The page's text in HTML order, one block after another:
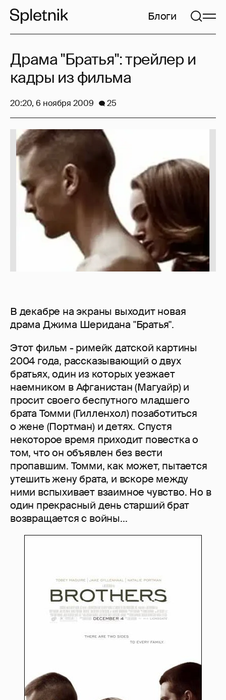
Блоги
В декабре на экраны выходит новая
драма Джима Шеридана "Братья".
Этот фильм - римейк датской картины
2004 года, рассказывающий о двух
братьях, один из которых уезжает
наемником в Афганистан (Магуайр) и
просит своего беспутного младшего
брата Томми (Гилленхол) позаботиться
о жене (Портман) и детях. Спустя
некоторое время приходит повестка о
том, что он объявлен без вести
пропавшим. Томми, как может, пытается
утешить жену брата, и вскоре между
ними вспыхивает взаимное чувство. Но в
один прекрасный день старший брат
возвращается с войны...
Драма "Братья": трейлер и
кадры из фильма
20:20, 6 ноября 2009 25